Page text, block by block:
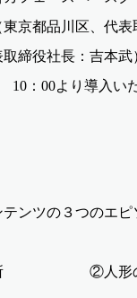
京都品川区、代
取締役社長：吉本
：00より導入い
ンツの３つのエ
刑務所 ②